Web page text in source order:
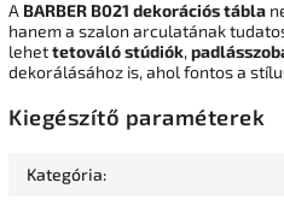
A BARBER B021 dekorációs tábla
hanem a szalon arculatának
lehettetováló stúdiók,
dekorálásához is, ahol fontos a
Kiegészítő paraméterek
Kategória: